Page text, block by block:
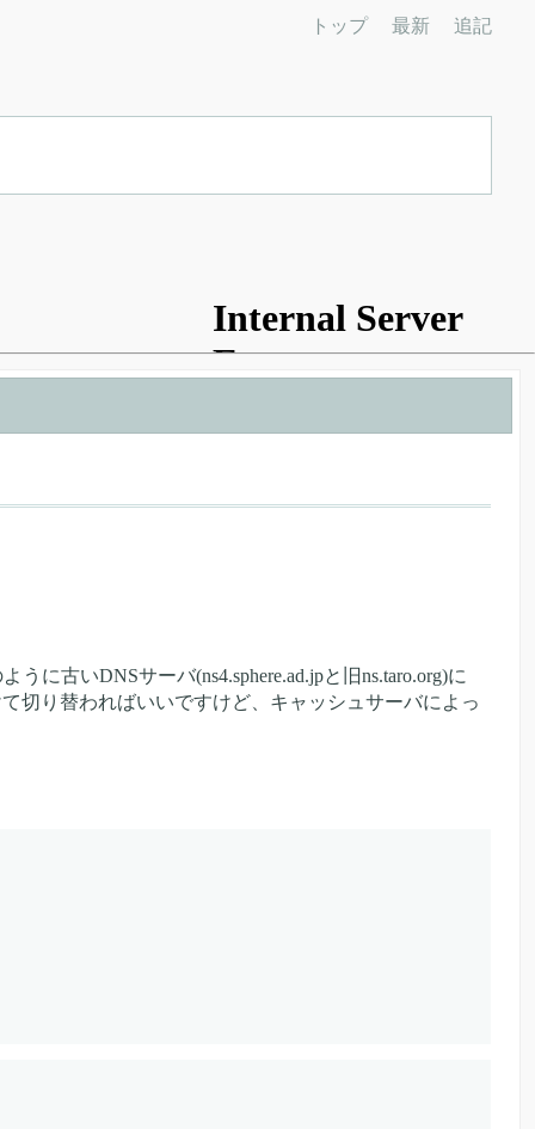
トップ 最新 追記
に古いDNSサーバ(ns4.sphere.ad.jpと旧ns.taro.org)に
切り替わればいいですけど、キャッシュサーバによっ